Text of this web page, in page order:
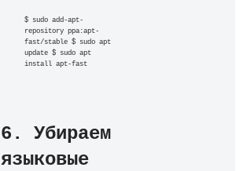
$ sudo add-apt-
repository ppa:apt-
fast/stable $ sudo apt
update $ sudo apt
install apt-fast
6. Убираем
языковые